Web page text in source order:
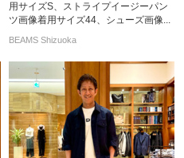
用サイズS、ストライプイージーパン
ツ画像着用サイズ44、シューズ画像...
BEAMS Shizuoka